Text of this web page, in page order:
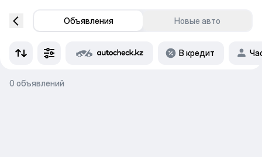
Объявления Новые авто
В кредит
0 объявлений